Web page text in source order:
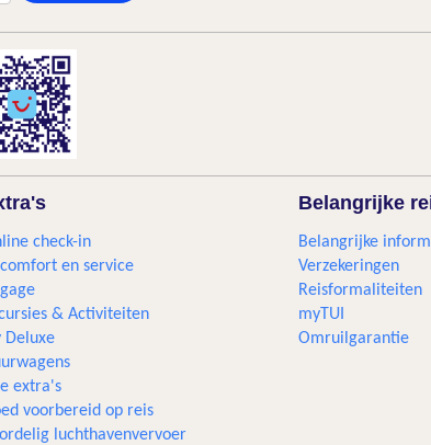
check-in
en service
& Activiteiten
Deluxe
extra's
voorbereid op reis
luchthavenvervoer
Belangrijke
Belangrijke
Verzekeringen
Reisformaliteiten
myTUI
Omruilgarantie